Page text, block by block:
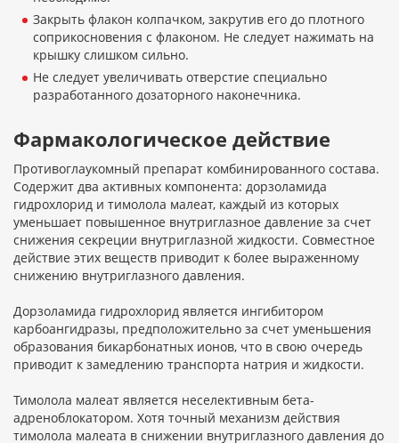
Закрыть флакон колпачком, закрутив его до плотного
соприкосновения с флаконом. Не следует нажимать на
крышку слишком сильно.
Не следует увеличивать отверстие специально
разработанного дозаторного наконечника.
Фармакологическое действие
Противоглаукомный препарат комбинированного состава.
Содержит два активных компонента: дорзоламида
гидрохлорид и тимолола малеат, каждый из которых
уменьшает повышенное внутриглазное давление за счет
снижения секреции внутриглазной жидкости. Совместное
действие этих веществ приводит к более выраженному
снижению внутриглазного давления.
Дорзоламида гидрохлорид является ингибитором
карбоангидразы, предположительно за счет уменьшения
образования бикарбонатных ионов, что в свою очередь
приводит к замедлению транспорта натрия и жидкости.
Тимолола малеат является неселективным бета-
адреноблокатором. Хотя точный механизм действия
тимолола малеата в снижении внутриглазного давления до